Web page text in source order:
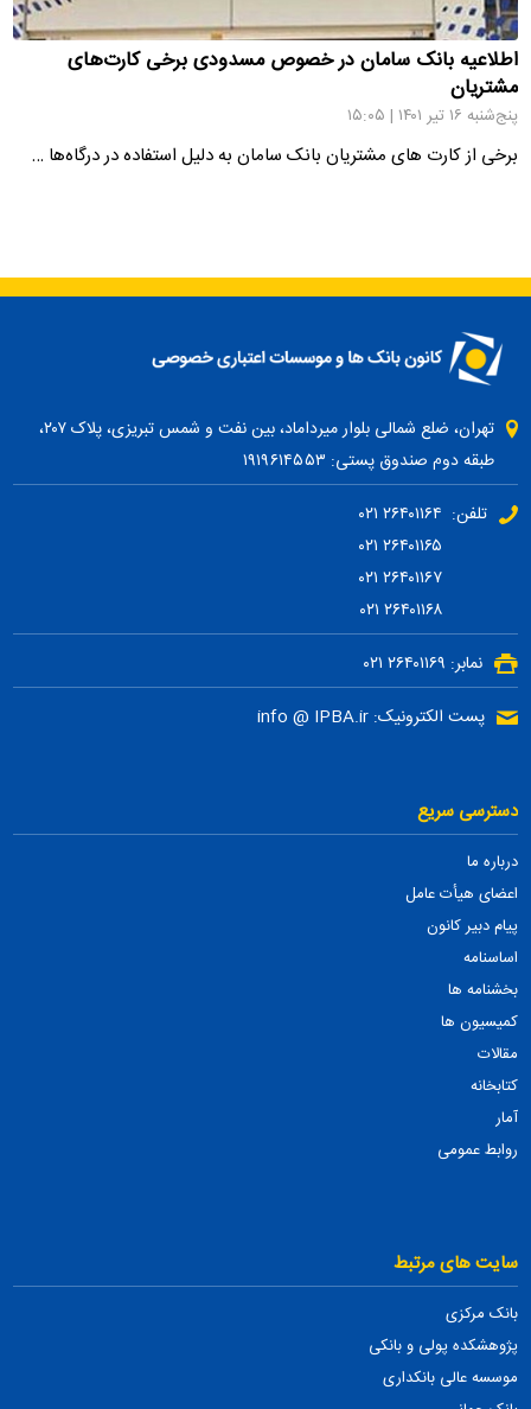
اطلاعیه بانک سامان در خصوص مسدودی برخی کارت‌های
مشتریان
پنج‌شنبه ۱۶ تیر ۱۴۰۱ | ۱۵:۰۵
برخی از کارت های مشتریان بانک سامان به دلیل استفاده در درگاه‌ها …
تهران، ضلع شمالی بلوار میرداماد، بین نفت و شمس تبریزی، پلاک ۲۰۷،
طبقه دوم صندوق پستی: ۱۹۱۹۶۱۴۵۵۳
تلفن: ۲۶۴۰۱۱۶۴ ۰۲۱
۲۶۴۰۱۱۶۷ ۰۲۱
۲۶۴۰۱۱۶۸ ۰۲۱
نمابر: ۲۶۴۰۱۱۶۹ ۰۲۱
پست الکترونیک: info @ IPBA.ir
دسترسی سریع
درباره ما
اعضای هیأت عامل
پیام دبیر کانون
اساسنامه
بخشنامه ها
کمیسیون ها
مقالات
کتابخانه
آمار
روابط عمومی
سایت های مرتبط
بانک مرکزی
پژوهشکده پولی و بانکی
موسسه عالی بانکداری